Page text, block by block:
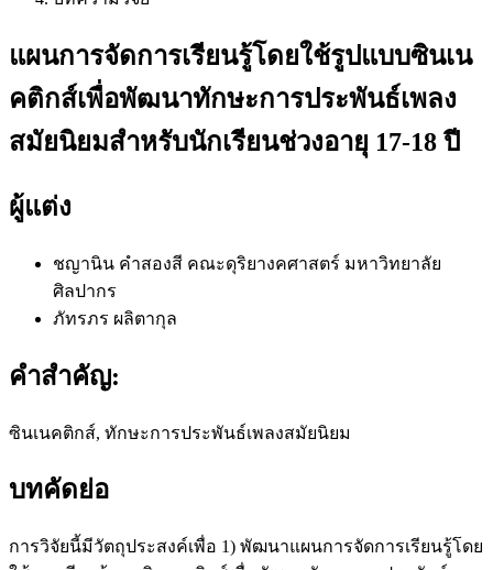
แผนการจัดการเรียนรู้โดยใช้รูปแบบซินเน
คติกส์เพื่อพัฒนาทักษะการประพันธ์เพลง
สมัยนิยมสำหรับนักเรียนช่วงอายุ 17-18 ปี
ผู้แต่ง
ชญานิน คำสองสี คณะดุริยางคศาสตร์ มหาวิทยาลัย
ศิลปากร
ภัทรภร ผลิตากุล
คำสำคัญ:
ซินเนคติกส์, ทักษะการประพันธ์เพลงสมัยนิยม
บทคัดย่อ
การวิจัยนี้มีวัตถุประสงค์เพื่อ 1) พัฒนาแผนการจัดการเรียนรู้โดย